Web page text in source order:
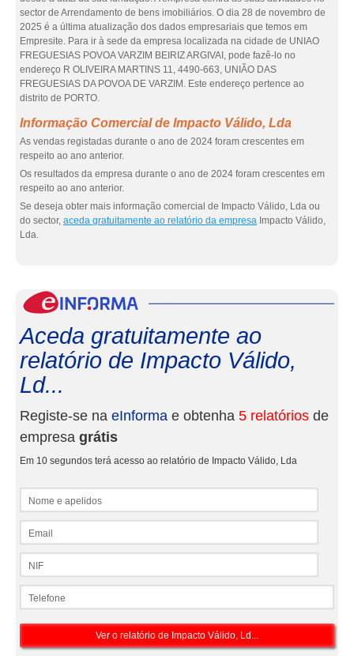
sector de Arrendamento de bens imobiliários. O dia 28 de novembro de
2025 é a última atualização dos dados empresariais que temos em
Empresite. Para ir à sede da empresa localizada na cidade de UNIAO
FREGUESIAS POVOA VARZIM BEIRIZ ARGIVAI, pode fazê-lo no
endereço R OLIVEIRA MARTINS 11, 4490-663, UNIÃO DAS
FREGUESIAS DA POVOA DE VARZIM. Este endereço pertence ao
distrito de PORTO.
Informação Comercial de Impacto Válido, Lda
As vendas registadas durante o ano de 2024 foram crescentes em
respeito ao ano anterior.
Os resultados da empresa durante o ano de 2024 foram crescentes em
respeito ao ano anterior.
Se deseja obter mais informação comercial de Impacto Válido, Lda ou
do sector, aceda gratuitamente ao relatório da empresa Impacto Válido,
Lda.
Aceda gratuitamente ao
relatório de Impacto Válido,
Ld...
Registe-se na eInforma e obtenha 5 relatórios de
empresa grátis
Em 10 segundos terá acesso ao relatório de Impacto Válido, Lda